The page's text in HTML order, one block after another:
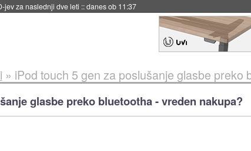
jev za naslednji dve leti ::danes ob 11:37
» iPod touch 5 gen za poslušanje glasbe preko
glasbe preko bluetootha - vreden nakupa?